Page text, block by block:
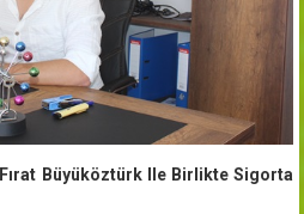
Fırat Büyüköztürk Ile Birlikte Sigorta